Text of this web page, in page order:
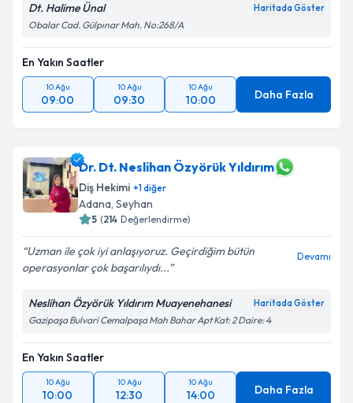
Dt. Halime Ünal Haritada Göster
Obalar Cad. Gülpınar Mah. No:268/A
En Yakın Saatler
10 Ağu
09:00
10 Ağu
09:30
10 Ağu
10:00 Daha Fazla
Dr. Dt. Neslihan Özyörük Yıldırım
Diş Hekimi +1diğer
Adana, Seyhan
5 (214 Değerlendirme)
Uzman ile çok iyi anlaşıyoruz. Geçirdiğim bütün
operasyonlar çok başarılıydı...
Devamı
Neslihan Özyörük Yıldırım Muayenehanesi Haritada Göster
Gazipaşa Bulvari Cemalpaşa Mah Bahar Apt Kat: 2 Daire: 4
En Yakın Saatler
10 Ağu
10:00
10 Ağu
12:30
10 Ağu
14:00 Daha Fazla